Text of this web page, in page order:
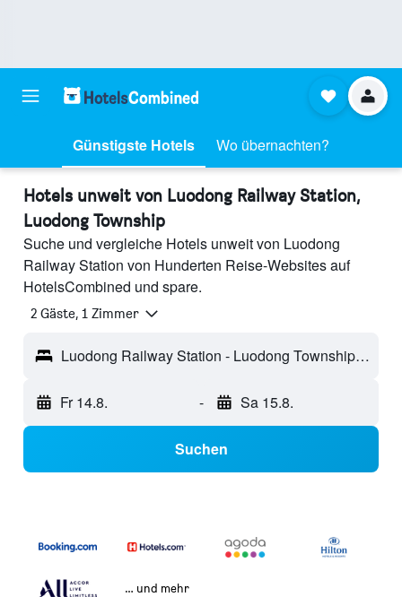
Günstigste Hotels Wo übernachten?
Hotels unweit von Luodong Railway Station,
Luodong Township
Suche und vergleiche Hotels unweit von Luodong
Railway Station von Hunderten Reise-Websites auf
HotelsCombined und spare.
2 Gäste, 1 Zimmer
Luodong Railway Station - Luodong Township, Taiwan
Fr 14.8. - Sa 15.8.
Suchen
… und mehr